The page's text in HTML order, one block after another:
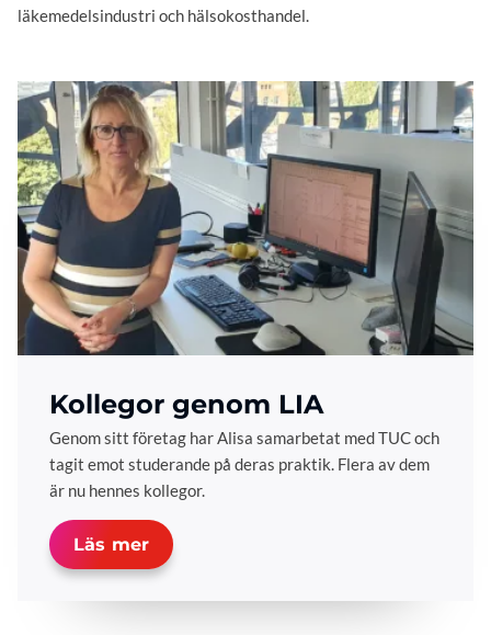
läkemedelsindustri och hälsokosthandel.
Kollegor genom LIA
Genom sitt företag har Alisa samarbetat med TUC och
tagit emot studerande på deras praktik. Flera av dem
är nu hennes kollegor.
Läs mer